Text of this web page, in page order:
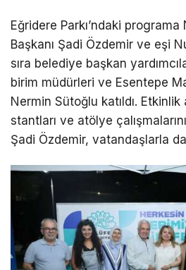
Eğridere Parkı’ndaki
Başkanı Şadi Özdemir ve eşi
sıra belediye başkan
birim müdürleri ve Esentepe
Nermin Sütoğlu katıldı. Etkinlik
stantları ve atölye
Şadi Özdemir, vatandaşlarla